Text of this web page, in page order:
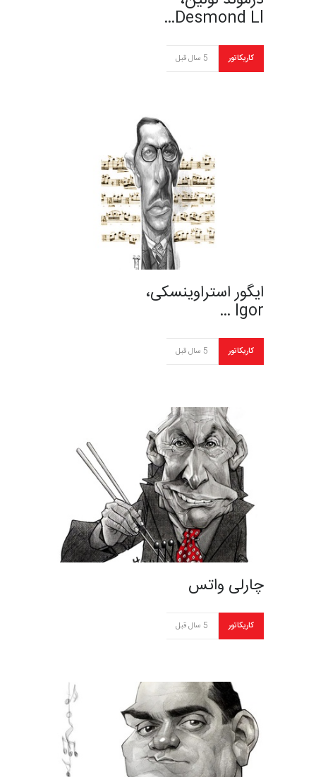
Desmond Ll…
کاریکاتور 5 سال قبل
ایگور استراوینسکی،
Igor …
کاریکاتور 5 سال قبل
چارلی واتس
کاریکاتور 5 سال قبل